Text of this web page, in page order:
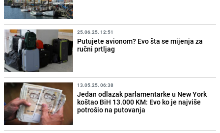
25.06.25. 12:51
Putujete avionom? Evo šta se mijenja za
ručni prtljag
13.05.25. 06:38
Jedan odlazak parlamentarke u New York
koštao BiH 13.000 KM: Evo ko je najviše
potrošio na putovanja